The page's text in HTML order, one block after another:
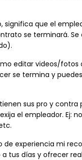
significa que el
se terminará.
editar videos/
se termina y
sus pro y
el empleador. Ej:
de experiencia mi
tus días y ofrecer